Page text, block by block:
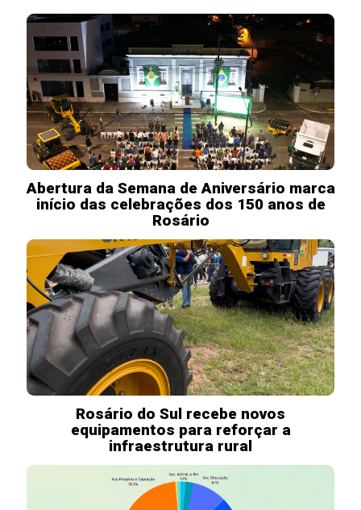
Abertura da Semana de Aniversário marca
início das celebrações dos 150 anos de
Rosário
Rosário do Sul recebe novos
equipamentos para reforçar a
infraestrutura rural